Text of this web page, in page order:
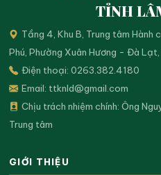
TỈNH
Tầng 4, Khu B, Trung tâm
Phú, Phường Xuân Hương - Đà
Điện thoại: 0263.382.4180
Email: ttknld@gmail.com
Chịu trách nhiệm chính: Ông
Trung tâm
GIỚI THIỆU